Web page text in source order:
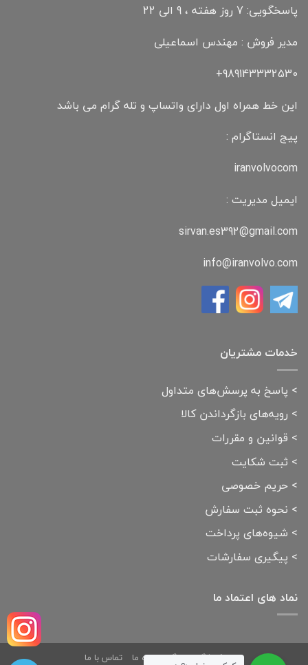
پاسخگویی: 7 روز هفته ، 9 الی 22
مدیر فروش : مهندس اسماعیلی
989143332530+
این خط همراه اول دارای واتساپ و تله گرام می باشد
پیج انستاگرام :
iranvolvocom
ایمیل مدیریت :
sirvan.es392@gmail.com
info@iranvolvo.com
خدمات مشتریان
> پاسخ به پرسش‌های متداول
> رویه‌های بازگرداندن کالا
> قوانین و مقررات
> ثبت شکایت
> حریم خصوصی
> نحوه ثبت سفارش
> شیوه‌های پرداخت
> پیگیری سفارشات
نماد های اعتماد ما
فروشگاه بلاگ درباره ما تماس با ما